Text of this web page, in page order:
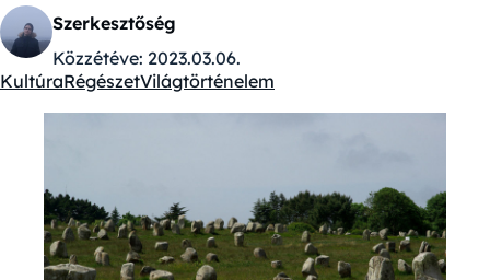
Szerkesztőség
Közzétéve: 2023.03.06.
Kategóriák:
KultúraRégészetVilágtörténelem